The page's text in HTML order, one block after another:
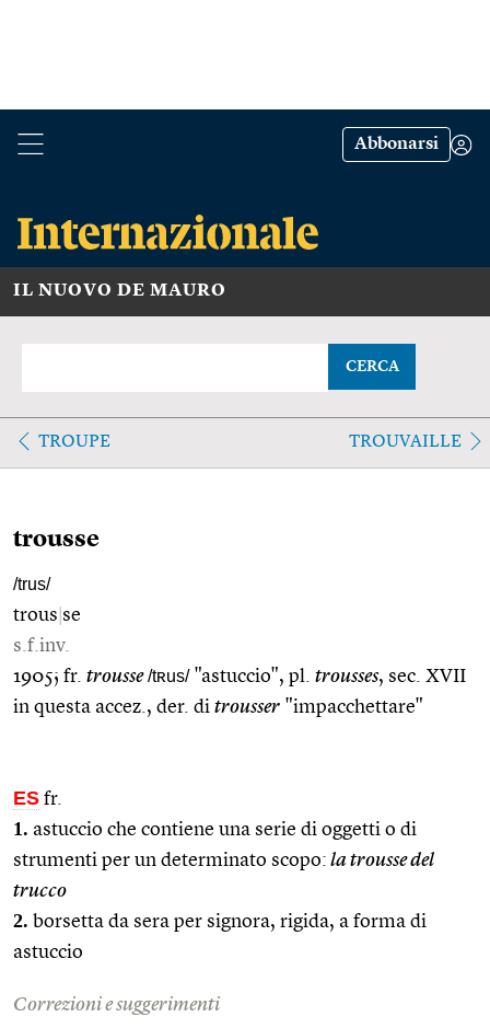
Abbonarsi
IL NUOVO DE MAURO
CERCA
TROUPE TROUVAILLE
trousse
/trus/
trous se
s.f.inv.
1905; fr. trousse /tʀus/"astuccio", pl. trousses, sec. XVII
in questa accez., der. di trousser "impacchettare"
ES fr.
1. astuccio che contiene una serie di oggetti o di
strumenti per un determinato scopo: la trousse del
trucco
2. borsetta da sera per signora, rigida, a forma di
astuccio
Correzioni e suggerimenti